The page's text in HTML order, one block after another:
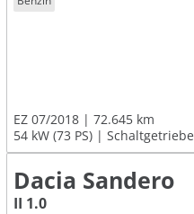
EZ 07/2018
72.645 km
54 kW (73 PS)
Schaltgetriebe
Dacia Sandero
II 1.0